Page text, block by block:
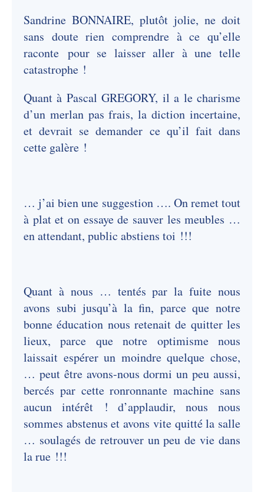
Sandrine BONNAIRE, plutôt jolie, ne doit
sans doute rien comprendre à ce qu’elle
raconte pour se laisser aller à une telle
catastrophe !
Quant à Pascal GREGORY, il a le charisme
d’un merlan pas frais, la diction incertaine,
et devrait se demander ce qu’il fait dans
cette galère !
… j’ai bien une suggestion …. On remet tout
à plat et on essaye de sauver les meubles …
en attendant, public abstiens toi !!!
Quant à nous … tentés par la fuite nous
avons subi jusqu’à la fin, parce que notre
bonne éducation nous retenait de quitter les
lieux, parce que notre optimisme nous
laissait espérer un moindre quelque chose,
… peut être avons-nous dormi un peu aussi,
bercés par cette ronronnante machine sans
aucun intérêt ! d’applaudir, nous nous
sommes abstenus et avons vite quitté la salle
… soulagés de retrouver un peu de vie dans
la rue !!!